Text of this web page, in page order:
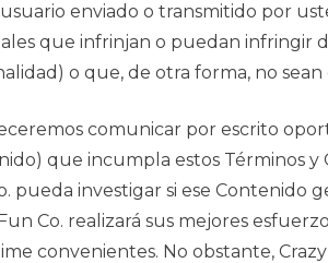
enviado o transmitido por
que infrinjan o puedan infringir
o que, de otra forma, no
comunicar por escrito
que incumpla estos Términos y
pueda investigar si ese Contenido
Co. realizará sus mejores
convenientes. No obstante,